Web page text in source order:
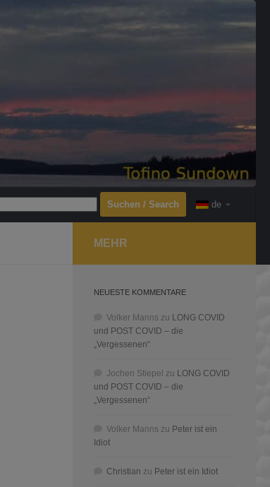
de
MEHR
NEUESTE KOMMENTARE
Volker Manns zu LONG COVID
und POST COVID – die
„Vergessenen“
Jochen Stiepel zu LONG COVID
und POST COVID – die
„Vergessenen“
Volker Manns zu Peter ist ein
Idiot
Christian zu Peter ist ein Idiot